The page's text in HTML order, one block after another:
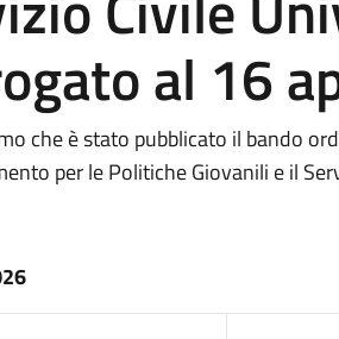
al 16
che è stato pubblicato il bando
per le Politiche Giovanili e il